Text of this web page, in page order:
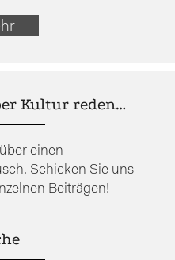
Kultur reden…
einen
Schicken Sie uns
Beiträgen!